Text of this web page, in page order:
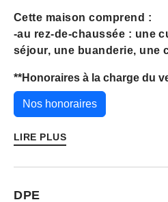
Cette maison comprend :
-au rez-de-chaussée : une
séjour, une buanderie, une
- à l'étage : palier
salle de bains et un WC
Un jardin avec un cabanon
la classe climatique (chiffre annuel : 5
**Honoraires à la charge du
Nos honoraires
LIRE PLUS
DPE